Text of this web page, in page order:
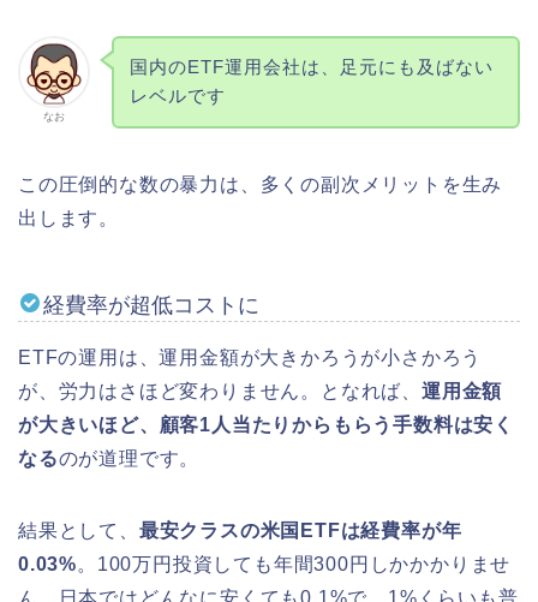
なお
国内のETF運用会社は、足元にも及ばない
レベルです
この圧倒的な数の暴力は、多くの副次メリットを生み
出します。
経費率が超低コストに
ETFの運用は、運用金額が大きかろうが小さかろう
が、労力はさほど変わりません。となれば、 運用金額
が大きいほど、顧客1人当たりからもらう手数料は安く
なるのが道理です。
結果として、 最安クラスの米国ETFは経費率が年
0.03%。100万円投資しても年間300円しかかかりませ